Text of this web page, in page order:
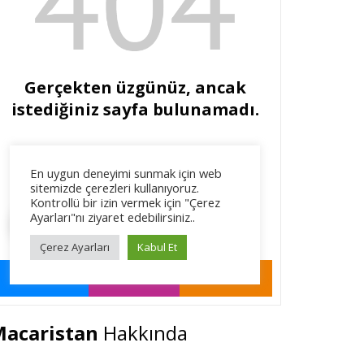
Hakkında